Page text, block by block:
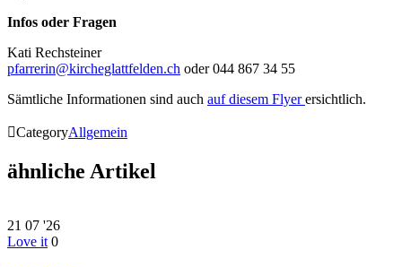
Infos oder Fragen
Kati Rechsteiner
pfarrerin@kircheglattfelden.ch oder 044 867 34 55
Sämtliche Informationen sind auch auf diesem Flyerersichtlich.
CategoryAllgemein
ähnliche Artikel
21 07 '26
Love it 0